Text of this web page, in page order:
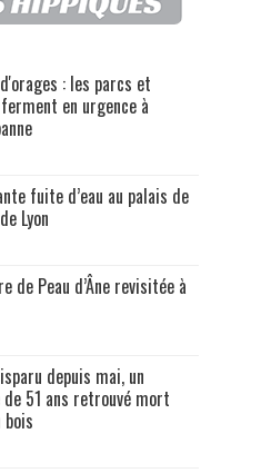
: les parcs et
en urgence à
fuite d’eau au palais de
Lyon
de Peau d’Âne revisitée à
depuis mai, un
51 ans retrouvé mort
bois